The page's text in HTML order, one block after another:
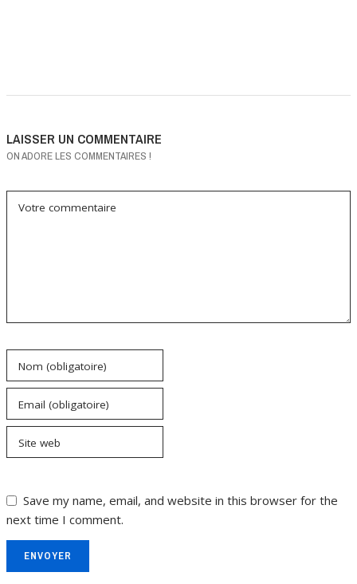
LAISSER UN COMMENTAIRE
ON ADORE LES COMMENTAIRES !
Votre commentaire
Nom (obligatoire)
Email (obligatoire)
Site web
Save my name, email, and website in this browser for the
next time I comment.
ENVOYER